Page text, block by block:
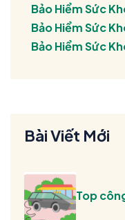
Bảo Hiểm Sức
Bảo Hiểm Sức
Bảo Hiểm Sức
Bài Viết Mới
Top